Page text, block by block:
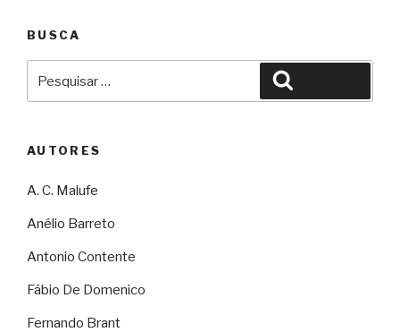
BUSCA
por:
AUTORES
A. C. Malufe
Anélio Barreto
Antonio Contente
Fábio De Domenico
Fernando Brant